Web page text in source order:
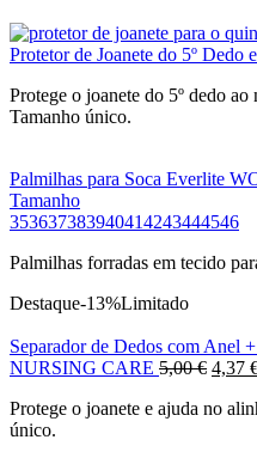
Protetor de Joanete do 5º
Protege o joanete do 5º dedo
Tamanho único.
Palmilhas para Soca Everlite
Tamanho
353637383940414243444546
Palmilhas forradas em tecido
Destaque-13%Limitado
Separador de Dedos com Anel
NURSING CARE 5,00€ O
4,37
Protege o joanete e ajuda no
único.